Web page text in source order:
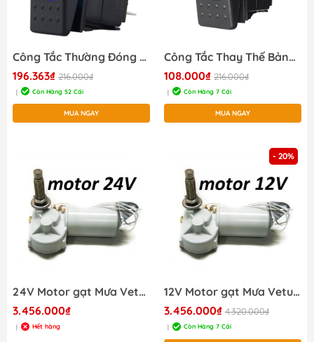
Công Tắc Thường Đóng ( nhấn nhả ) công tắc còi điện SEALUX SLNW
196.363₫ 216.000₫
| Còn Hàng 52 Cái
MUA NGAY
Công Tắc Thay Thế Bảng Táp Lô - (ON OFF) SEALUX SLOFW
108.000₫ 216.000₫
| Còn Hàng 7 Cái
MUA NGAY
24V Motor gạt Mưa Vetus RW02A 24V, Trục 50mm, 16 Răng Rơ Nia, Dành Cho Tàu Thuyền Hàng Hải Cano
3.456.000₫
| Hết hàng
- 20%
12V Motor gạt Mưa Vetus RW01A 12V, Trục 50mm, 16 Răng Rơ Nia, Dành Cho Tàu Thuyền Hàng Hải Cano
3.456.000₫ 4.320.000₫
| Còn Hàng 7 Cái